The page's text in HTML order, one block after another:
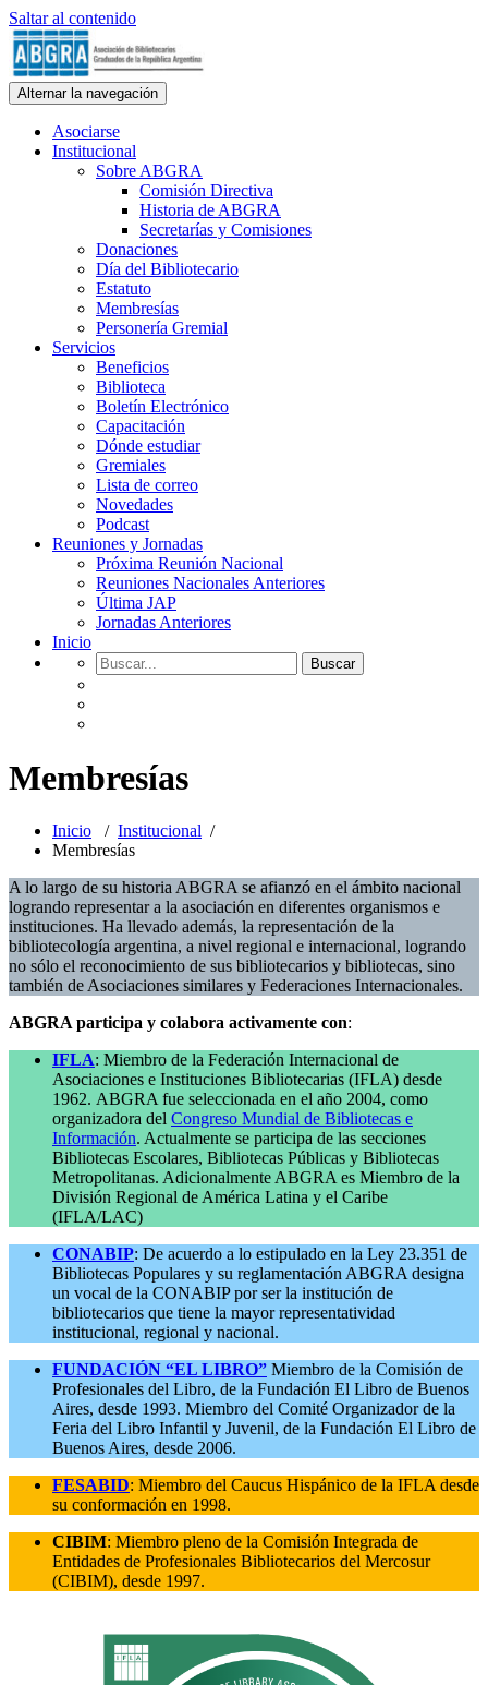
Saltar al contenido
ABGRA
Asociación de Bibliotecarios Graduados de la República Argentina.
Personería Gremial N° 354/60
Alternar la navegación
Asociarse
Institucional
Sobre ABGRA
Comisión Directiva
Historia de ABGRA
Secretarías y Comisiones
Donaciones
Día del Bibliotecario
Estatuto
Membresías
Personería Gremial
Servicios
Beneficios
Biblioteca
Boletín Electrónico
Capacitación
Dónde estudiar
Gremiales
Lista de correo
Novedades
Podcast
Reuniones y Jornadas
Próxima Reunión Nacional
Reuniones Nacionales Anteriores
Última JAP
Jornadas Anteriores
Inicio
Membresías
Inicio / Institucional /
Membresías
A lo largo de su historia ABGRA se afianzó en el ámbito nacional
logrando representar a la asociación en diferentes organismos e
instituciones. Ha llevado además, la representación de la
bibliotecología argentina, a nivel regional e internacional, logrando
no sólo el reconocimiento de sus bibliotecarios y bibliotecas, sino
también de Asociaciones similares y Federaciones Internacionales.
ABGRA participa y colabora activamente con:
IFLA: Miembro de la Federación Internacional de
Asociaciones e Instituciones Bibliotecarias (IFLA) desde
1962. ABGRA fue seleccionada en el año 2004, como
organizadora del Congreso Mundial de Bibliotecas e
Información. Actualmente se participa de las secciones
Bibliotecas Escolares, Bibliotecas Públicas y Bibliotecas
Metropolitanas. Adicionalmente ABGRA es Miembro de la
División Regional de América Latina y el Caribe
(IFLA/LAC)
CONABIP: De acuerdo a lo estipulado en la Ley 23.351 de
Bibliotecas Populares y su reglamentación ABGRA designa
un vocal de la CONABIP por ser la institución de
bibliotecarios que tiene la mayor representatividad
institucional, regional y nacional.
FUNDACIÓN “EL LIBRO” Miembro de la Comisión de
Profesionales del Libro, de la Fundación El Libro de Buenos
Aires, desde 1993. Miembro del Comité Organizador de la
Feria del Libro Infantil y Juvenil, de la Fundación El Libro de
Buenos Aires, desde 2006.
FESABID: Miembro del Caucus Hispánico de la IFLA desde
su conformación en 1998.
CIBIM: Miembro pleno de la Comisión Integrada de
Entidades de Profesionales Bibliotecarios del Mercosur
(CIBIM), desde 1997.